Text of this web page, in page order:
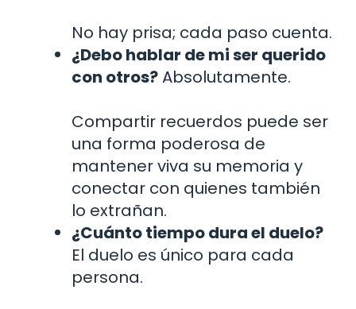
No hay prisa; cada paso cuenta.
¿Debo hablar de mi ser querido
con otros?Absolutamente.
Compartir recuerdos puede ser
una forma poderosa de
mantener viva su memoria y
conectar con quienes también
lo extrañan.
¿Cuánto tiempo dura el duelo?
El duelo es único para cada
persona.